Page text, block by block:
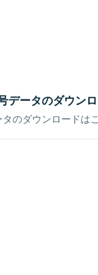
データのダウン
のダウンロードは